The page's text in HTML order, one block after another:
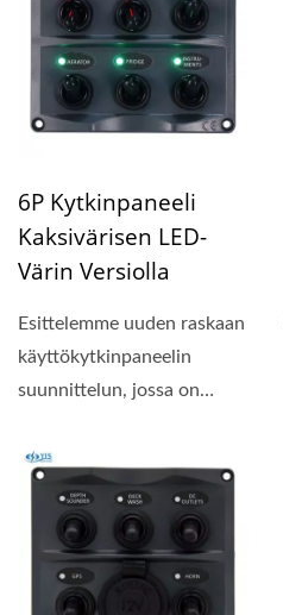
6P Kytkinpaneeli
Kaksivärisen LED-
Värin Versiolla
Esittelemme uuden raskaan
käyttökytkinpaneelin
suunnittelun, jossa on